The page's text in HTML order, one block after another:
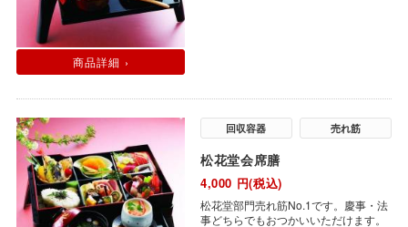
商品詳細 ›
回収容器 売れ筋
松花堂会席膳
4,000 円(税込)
松花堂部門売れ筋No.1です。慶事・法
事どちらでもおつかいいただけます。